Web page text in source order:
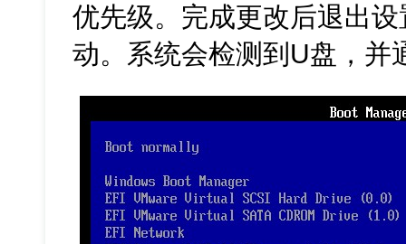
优先级。完成更改后退出
动。系统会检测到U盘，并